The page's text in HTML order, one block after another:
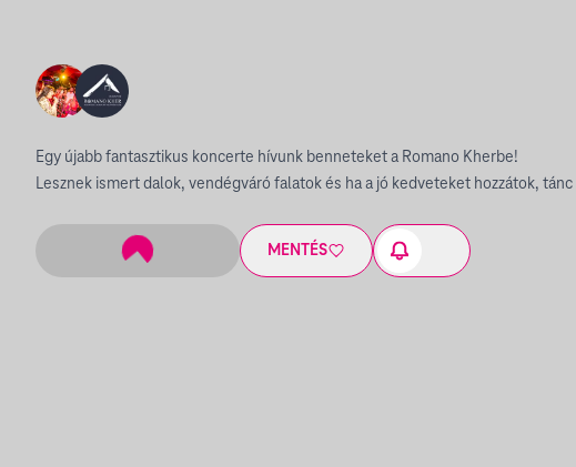
Egy újabb fantasztikus koncerte hívunk benneteket a Romano Kherbe!
Lesznek ismert dalok, vendégváró falatok és ha a jó kedveteket hozzátok, tánc
MENTÉS